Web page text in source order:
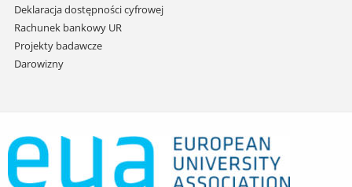
Deklaracja dostępności cyfrowej
Rachunek bankowy UR
Projekty badawcze
Darowizny